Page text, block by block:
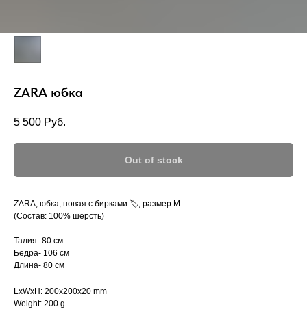
ZARA юбка
5 500 Руб.
Out of stock
ZARA, юбка, новая с бирками 🏷️, размер M
(Состав: 100% шерсть)
Талия- 80 см
Бедра- 106 см
Длина- 80 см
LxWxH: 200x200x20 mm
Weight: 200 g